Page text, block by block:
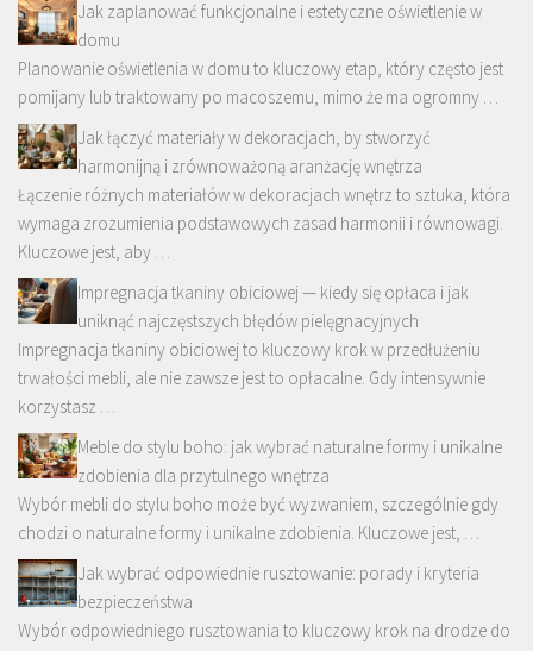
Jak zaplanować funkcjonalne i estetyczne oświetlenie w
domu
Planowanie oświetlenia w domu to kluczowy etap, który często jest
pomijany lub traktowany po macoszemu, mimo że ma ogromny …
Jak łączyć materiały w dekoracjach, by stworzyć
harmonijną i zrównoważoną aranżację wnętrza
Łączenie różnych materiałów w dekoracjach wnętrz to sztuka, która
wymaga zrozumienia podstawowych zasad harmonii i równowagi.
Kluczowe jest, aby …
Impregnacja tkaniny obiciowej — kiedy się opłaca i jak
uniknąć najczęstszych błędów pielęgnacyjnych
Impregnacja tkaniny obiciowej to kluczowy krok w przedłużeniu
trwałości mebli, ale nie zawsze jest to opłacalne. Gdy intensywnie
korzystasz …
Meble do stylu boho: jak wybrać naturalne formy i unikalne
zdobienia dla przytulnego wnętrza
Wybór mebli do stylu boho może być wyzwaniem, szczególnie gdy
chodzi o naturalne formy i unikalne zdobienia. Kluczowe jest, …
Jak wybrać odpowiednie rusztowanie: porady i kryteria
bezpieczeństwa
Wybór odpowiedniego rusztowania to kluczowy krok na drodze do